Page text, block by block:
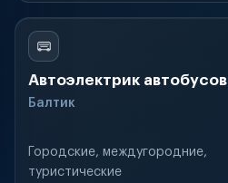
Автоэлектрик автобусов
Балтик
Городские, междугородние,
туристические